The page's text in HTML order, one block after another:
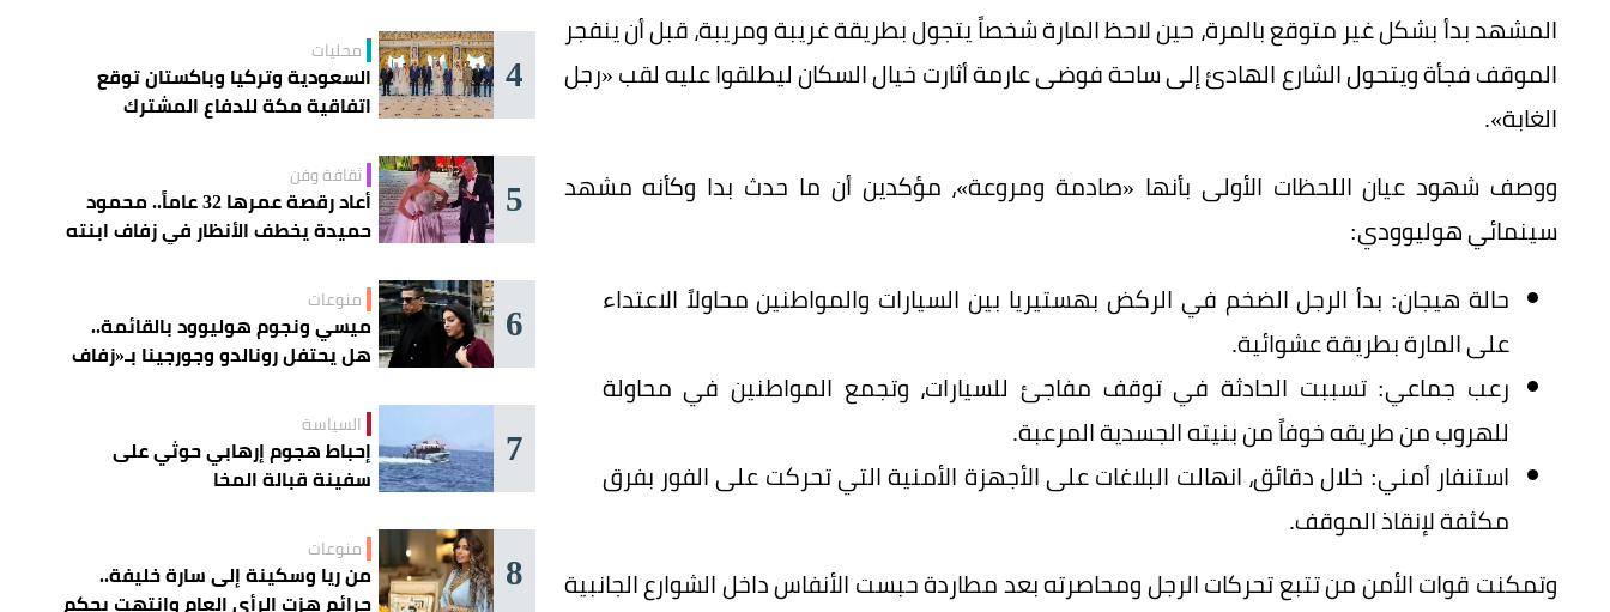
المشهد بدأ بشكل غير متوقع بالمرة، حين لاحظ المارة شخصاً يتجول بطريقة غريبة ومريبة، قبل أن ينفجر
الموقف فجأة ويتحول الشارع الهادئ إلى ساحة فوضى عارمة أثارت خيال السكان ليطلقوا عليه لقب «رجل
الغابة».
ووصف شهود عيان اللحظات الأولى بأنها «صادمة ومروعة»، مؤكدين أن ما حدث بدا وكأنه مشهد
سينمائي هوليوودي:
حالة هيجان: بدأ الرجل الضخم في الركض بهستيريا بين السيارات والمواطنين محاولاً الاعتداء
على المارة بطريقة عشوائية.
رعب جماعي: تسببت الحادثة في توقف مفاجئ للسيارات، وتجمع المواطنين في محاولة
للهروب من طريقه خوفاً من بنيته الجسدية المرعبة.
استنفار أمني: خلال دقائق، انهالت البلاغات على الأجهزة الأمنية التي تحركت على الفور بفرق
مكثفة لإنقاذ الموقف.
وتمكنت قوات الأمن من تتبع تحركات الرجل ومحاصرته بعد مطاردة حبست الأنفاس داخل الشوارع الجانبية
4 محليات
السعودية وتركيا وباكستان توقع
اتفاقية مكة للدفاع المشترك
5 ثقافة وفن
أعاد رقصة عمرها 32 عاماً.. محمود
حميدة يخطف الأنظار في زفاف ابنته
6 منوعات
ميسي ونجوم هوليوود بالقائمة..
هل يحتفل رونالدو وجورجينا بـ«زفاف
7 السياسة
إحباط هجوم إرهابي حوثي على
سفينة قبالة المخا
8 منوعات
من ريا وسكينة إلى سارة خليفة..
جرائم هزت الرأي العام وانتهت بحكم